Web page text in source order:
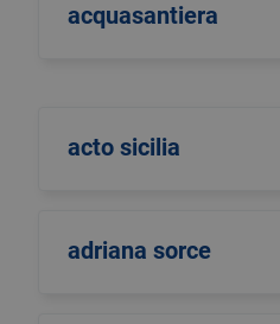
acquasantiera
acto sicilia
adriana sorce